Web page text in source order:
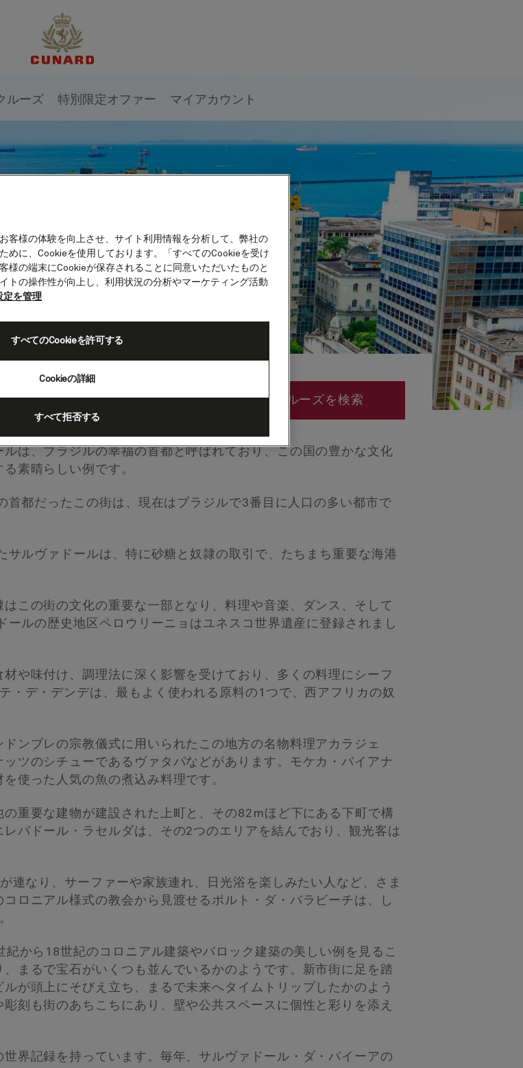
ルーズ 特別限定オファー マイアカウント
ル）
は、ブラジルの幸福の首都と呼ばれており、この国の豊かな文化
素晴らしい例です。
都だったこの街は、現在はブラジルで3番目に人口の多い都市で
ルヴァドールは、特に砂糖と奴隷の取引で、たちまち重要な海港
この街の文化の重要な一部となり、料理や音楽、ダンス、そして
ルの歴史地区ペロウリーニョはユネスコ世界遺産に登録されまし
や味付け、調理法に深く影響を受けており、多くの料理にシーフ
・デ・デンデは、最もよく使われる原料の1つで、西アフリカの奴
ンブレの宗教儀式に用いられたこの地方の名物料理アカラジェ
ツのシチューであるヴァタパなどがあります。モケカ・バイアナ
使った人気の魚の煮込み料理です。
重要な建物が建設された上町と、その82mほど下にある下町で構
バドール・ラセルダは、その2つのエリアを結んでおり、観光客は
連なり、サーファーや家族連れ、日光浴を楽しみたい人など、さま
ロニアル様式の教会から見渡せるポルト・ダ・バラビーチは、し
から18世紀のコロニアル建築やバロック建築の美しい例を見るこ
まるで宝石がいくつも並んでいるかのようです。新市街に足を踏
が頭上にそびえ立ち、まるで未来へタイムトリップしたかのよう
刻も街のあちこちにあり、壁や公共スペースに個性と彩りを添え
界記録を持っています。毎年、サルヴァドール・ダ・バイーアの
クルーズを検索
客様の体験を向上させ、サイト利用情報を分析して、弊社の
めに、Cookieを使用しております。「すべてのCookieを受け
様の端末にCookieが保存されることに同意いただいたものと
トの操作性が向上し、利用状況の分析やマーケティング活動
定を管理
Cookieの詳細
すべて拒否する
すべてのCookieを許可する